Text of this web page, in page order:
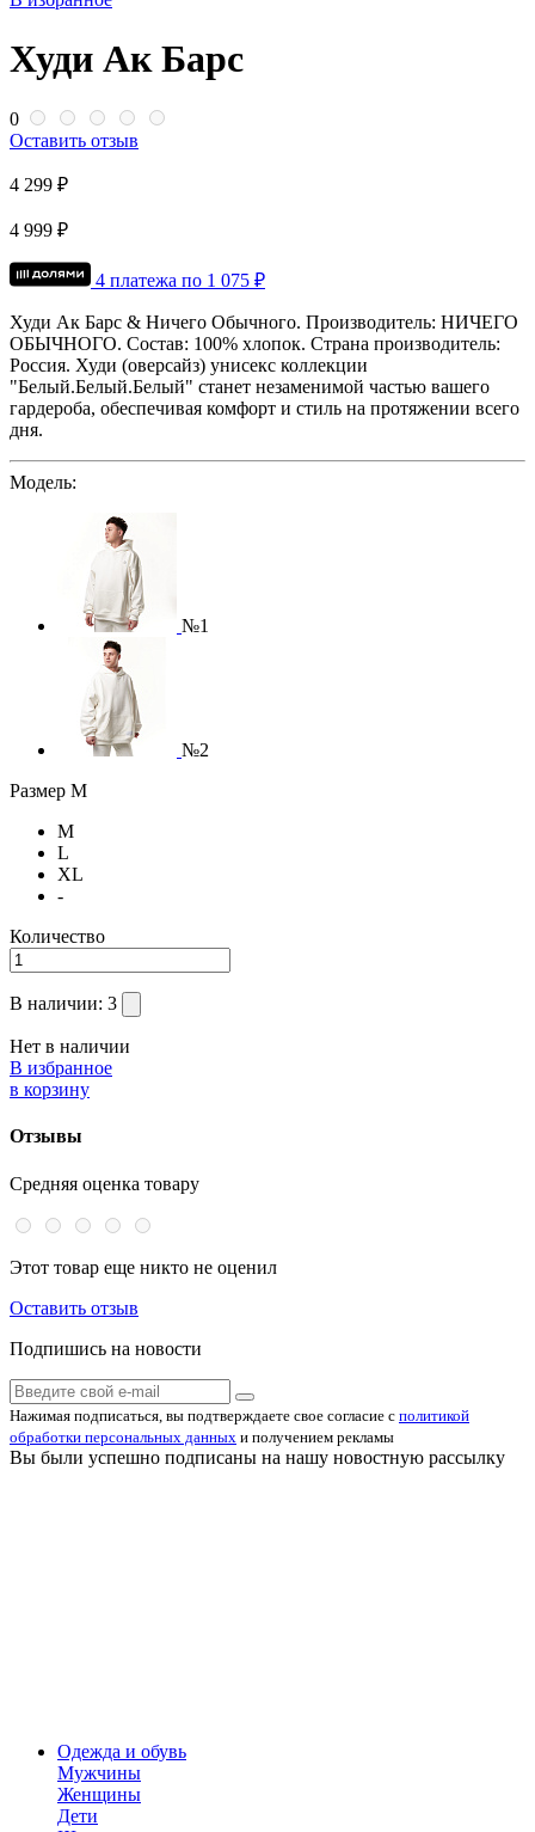
Худи Ак Барс
0
Оставить отзыв
4 299 ₽
4 999 ₽
4 платежа по 1 075 ₽
Худи Ак Барс & Ничего Обычного. Производитель: НИЧЕГО
ОБЫЧНОГО. Состав: 100% хлопок. Страна производитель:
Россия. Худи (оверсайз) унисекс коллекции
"Белый.Белый.Белый" станет незаменимой частью вашего
гардероба, обеспечивая комфорт и стиль на протяжении всего
дня.
Модель:
№1
№2
Размер M
M
L
XL
-
Количество
В наличии: 3
Нет в наличии
В избранное
в корзину
Отзывы
Средняя оценка товару
Этот товар еще никто не оценил
Оставить отзыв
Подпишись на новости
Нажимая подписаться, вы подтверждаете свое согласие с политикой
обработки персональных данных и получением рекламы
Вы были успешно подписаны на нашу новостную рассылку
Одежда и обувь
Мужчины
Женщины
Дети